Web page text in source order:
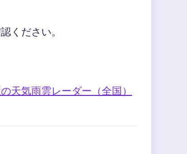
ください。
天気雨雲レーダー（全国）